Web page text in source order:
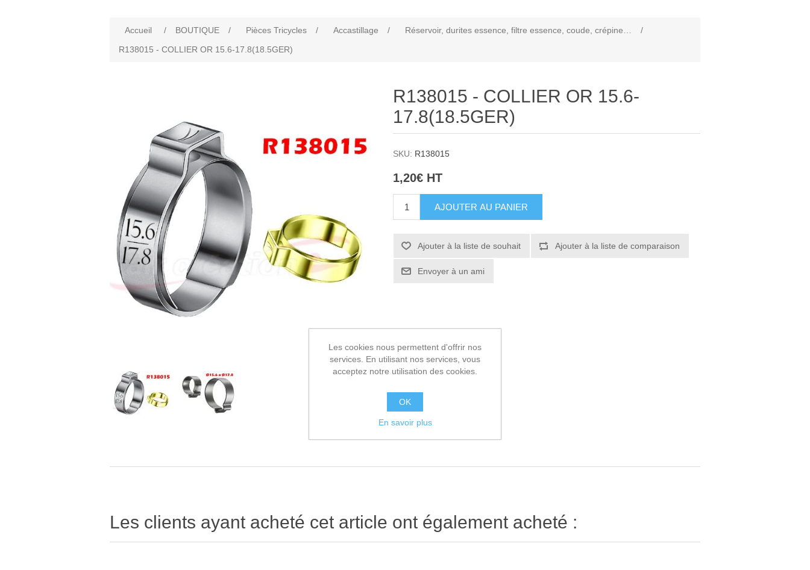
Accueil / BOUTIQUE / Pièces Tricycles / Accastillage / Réservoir, durites essence, filtre essence, coude, crépine…
/
R138015 - COLLIER OR 15.6-17.8(18.5GER)
R138015 - COLLIER OR 15.6-
17.8(18.5GER)
SKU: R138015
1,20€ HT
AJOUTER AU PANIER
Ajouter à la liste de souhait Ajouter à la liste de comparaison
Envoyer à un ami
Les clients ayant acheté cet article ont également acheté :
Les cookies nous permettent d'offrir nos
services. En utilisant nos services, vous
acceptez notre utilisation des cookies.
OK
En savoir plus